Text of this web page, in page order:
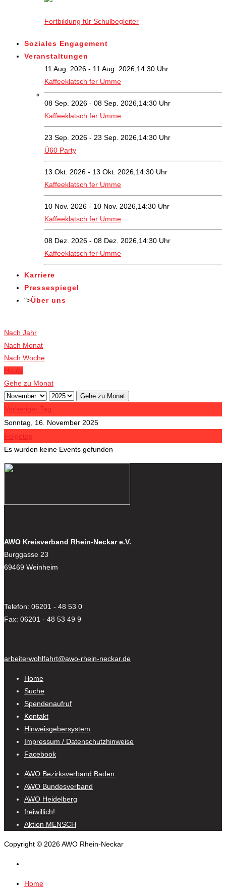
Fortbildung für Schulbegleiter
Soziales Engagement
Veranstaltungen
11 Aug. 2026 - 11 Aug. 2026,14:30 Uhr
Kaffeeklatsch fer Umme
08 Sep. 2026 - 08 Sep. 2026,14:30 Uhr
Kaffeeklatsch fer Umme
23 Sep. 2026 - 23 Sep. 2026,14:30 Uhr
Ü60 Party
13 Okt. 2026 - 13 Okt. 2026,14:30 Uhr
Kaffeeklatsch fer Umme
10 Nov. 2026 - 10 Nov. 2026,14:30 Uhr
Kaffeeklatsch fer Umme
08 Dez. 2026 - 08 Dez. 2026,14:30 Uhr
Kaffeeklatsch fer Umme
Karriere
Pressespiegel
">Über uns
Nach Jahr
Nach Monat
Nach Woche
Heute
Gehe zu Monat
Gehe zu Monat
Vorheriger Tag
Sonntag, 16. November 2025
Folgetag
Es wurden keine Events gefunden
AWO Kreisverband Rhein-Neckar e.V.
Burggasse 23
69469 Weinheim
Telefon: 06201 - 48 53 0
Fax: 06201 - 48 53 49 9
arbeiterwohlfahrt@awo-rhein-neckar.de
Home
Suche
Spendenaufruf
Kontakt
Hinweisgebersystem
Impressum / Datenschutzhinweise
Facebook
AWO Bezirksverband Baden
AWO Bundesverband
AWO Heidelberg
freiwillich!
Aktion MENSCH
Copyright © 2026 AWO Rhein-Neckar
Home